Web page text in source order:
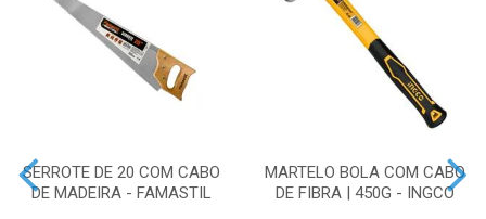
SERROTE DE 20 COM CABO
DE MADEIRA - FAMASTIL
MARTELO BOLA COM CABO
DE FIBRA | 450G - INGCO